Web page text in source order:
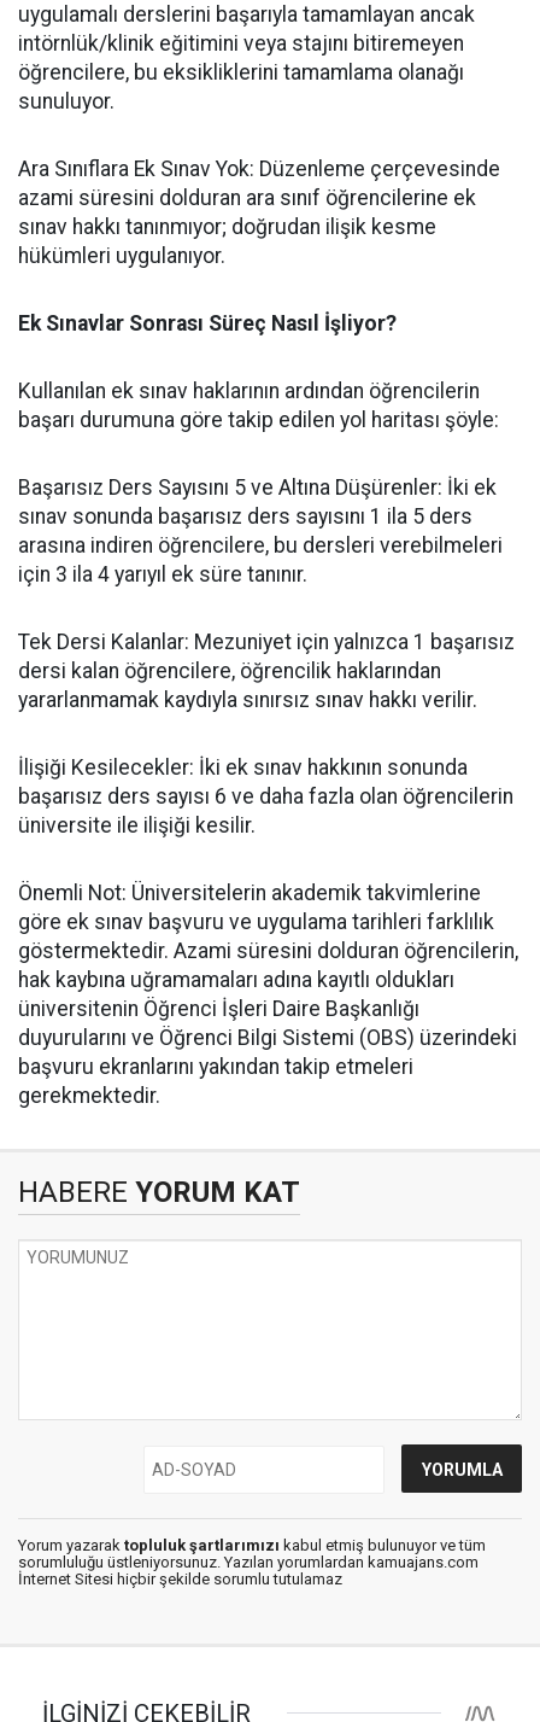
uygulamalı derslerini başarıyla tamamlayan ancak
intörnlük/klinik eğitimini veya stajını bitiremeyen
öğrencilere, bu eksikliklerini tamamlama olanağı
sunuluyor.
​Ara Sınıflara Ek Sınav Yok: Düzenleme çerçevesinde
azami süresini dolduran ara sınıf öğrencilerine ek
sınav hakkı tanınmıyor; doğrudan ilişik kesme
hükümleri uygulanıyor.
Ek Sınavlar Sonrası Süreç Nasıl İşliyor?
​Kullanılan ek sınav haklarının ardından öğrencilerin
başarı durumuna göre takip edilen yol haritası şöyle:
​Başarısız Ders Sayısını 5 ve Altına Düşürenler: İki ek
sınav sonunda başarısız ders sayısını 1 ila 5 ders
arasına indiren öğrencilere, bu dersleri verebilmeleri
için 3 ila 4 yarıyıl ek süre tanınır.
​Tek Dersi Kalanlar: Mezuniyet için yalnızca 1 başarısız
dersi kalan öğrencilere, öğrencilik haklarından
yararlanmamak kaydıyla sınırsız sınav hakkı verilir.
​İlişiği Kesilecekler: İki ek sınav hakkının sonunda
başarısız ders sayısı 6 ve daha fazla olan öğrencilerin
üniversite ile ilişiği kesilir.
​Önemli Not: Üniversitelerin akademik takvimlerine
göre ek sınav başvuru ve uygulama tarihleri farklılık
göstermektedir. Azami süresini dolduran öğrencilerin,
hak kaybına uğramamaları adına kayıtlı oldukları
üniversitenin Öğrenci İşleri Daire Başkanlığı
duyurularını ve Öğrenci Bilgi Sistemi (OBS) üzerindeki
başvuru ekranlarını yakından takip etmeleri
gerekmektedir.
HABERE YORUM KAT
Yorum yazarak topluluk şartlarımızı kabul etmiş bulunuyor ve tüm
sorumluluğu üstleniyorsunuz. Yazılan yorumlardan kamuajans.com
İnternet Sitesi hiçbir şekilde sorumlu tutulamaz